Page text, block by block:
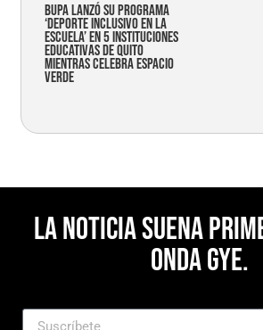
Bupa lanzó su programa
‘Deporte Inclusivo en la
Escuela’ en 5 instituciones
educativas de Quito
mientras celebra espacio
verde
La noticia suena
Onda Gye.